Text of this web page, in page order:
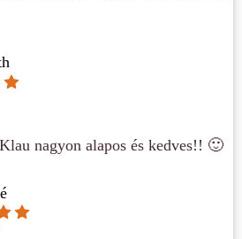
nagyon alapos és kedves!! 🙂